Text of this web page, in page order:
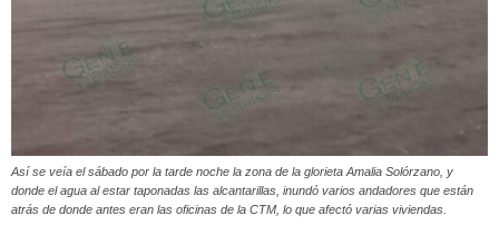
Así se veía el sábado por la tarde noche la zona de la glorieta Amalia Solórzano, y
donde el agua al estar taponadas las alcantarillas, inundó varios andadores que están
atrás de donde antes eran las oficinas de la CTM, lo que afectó varias viviendas.